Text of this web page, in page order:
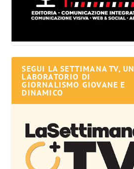
SEGUI LA SETTIMANA TV, UN
LABORATORIO DI
GIORNALISMO GIOVANE E
DINAMICO